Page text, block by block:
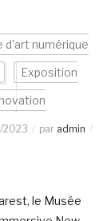
d'art numérique
Exposition
2023 par admin
le Musée